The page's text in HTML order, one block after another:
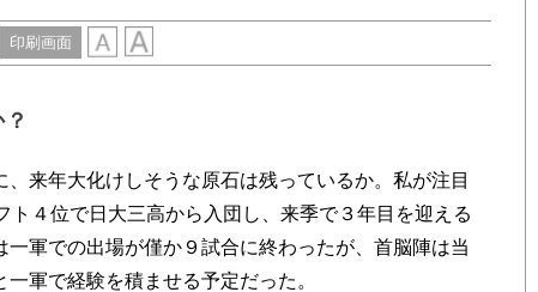
印刷画面
来年大化けしそうな原石は残っているか。私が注目
ト４位で日大三高から入団し、来季で３年目を迎える
軍での出場が僅か９試合に終わったが、首脳陣は当
軍で経験を積ませる予定だった。